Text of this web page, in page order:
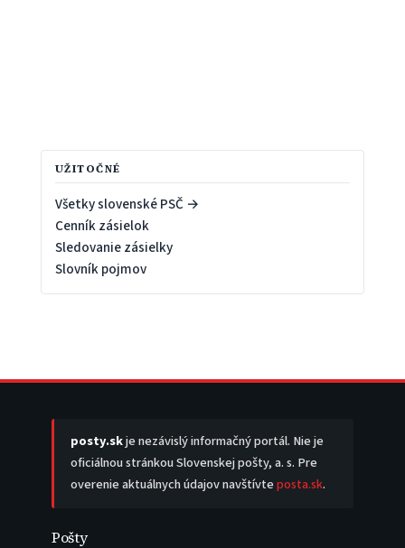
UŽITOČNÉ
Všetky slovenské PSČ →
Cenník zásielok
Sledovanie zásielky
Slovník pojmov
posty.skje nezávislý informačný portál. Nie je
oficiálnou stránkou Slovenskej pošty, a. s. Pre
overenie aktuálnych údajov navštívteposta.sk.
Pošty